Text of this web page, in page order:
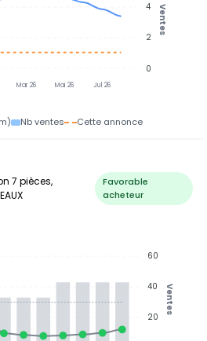
Mar 26 Mai 26 Jul 26
4
2
0
Ventes
Nb ventes Cette annonce
7 pièces,
Favorable
acheteur
60
40
20
Ventes